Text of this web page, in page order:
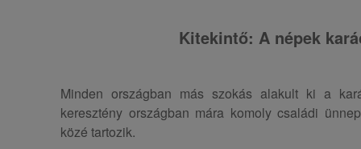
Kitekintő: A népek
Minden országban más szokás alakult ki a
keresztény országban mára komoly családi
közé tartozik.